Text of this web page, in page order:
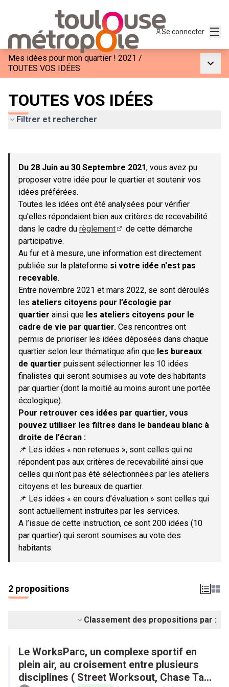
Se connecter
Mes idées pour mon quartier ! 2021 /
TOUTES VOS IDÉES
TOUTES VOS IDÉES
Filtrer et rechercher
−
Du 28 Juin au 30 Septembre 2021, vous avez pu
proposer votre idée pour le quartier et soutenir vos
idées préférées.
Toutes les idées ont été analysées pour vérifier
qu'elles répondaient bien aux critères de recevabilité
dans le cadre du règlement
de cette démarche
participative.
Au fur et à mesure, une information est directement
publiée sur la plateforme si votre idée n'est pas
recevable.
Entre novembre 2021 et mars 2022, se sont déroulés
les ateliers citoyens pour l’écologie par
quartier ainsi que les ateliers citoyens pour le
cadre de vie par quartier. Ces rencontres ont
permis de prioriser les idées déposées dans chaque
quartier selon leur thématique afin que les bureaux
de quartier puissent sélectionner les 10 idées
finalistes qui seront soumises au vote des habitants
par quartier (dont la moitié au moins auront une portée
écologique).
Pour retrouver ces idées par quartier, vous
pouvez utiliser les filtres dans le bandeau blanc à
droite de l’écran :
📌 Les idées « non retenues », sont celles qui ne
répondent pas aux critères de recevabilité ainsi que
celles qui n’ont pas été sélectionnées par les ateliers
citoyens et les bureaux de quartier.
📌 Les idées « en cours d’évaluation » sont celles qui
sont actuellement instruites par les services.
A l’issue de cette instruction, ce sont 200 idées (10
par quartier) qui seront soumises au vote des
habitants.
2 propositions
Classement des propositions par :
Le WorksParc, un complexe sportif en
plein air, au croisement entre plusieurs
disciplines ( Street Worksout, Chase Tag,